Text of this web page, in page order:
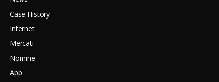
Case History
Internet
Mercati
Nomine
App